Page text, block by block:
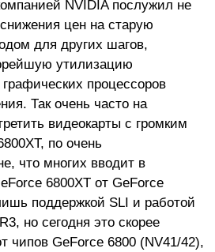
NVIDIA послужил не
цен на старую
для других шагов,
утилизацию
процессоров
Так очень часто на
видеокарты с громким
по очень
что многих вводит в
6800XT от GeForce
поддержкой SLI и работой
но сегодня это скорее
чипов GeForce 6800 (NV41/42),